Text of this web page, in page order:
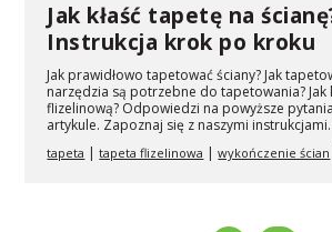
Jak kłaść tapetę na
Instrukcja krok po kroku
Jak prawidłowo tapetować ściany? Jak
narzędzia są potrzebne do tapetowania? Jak
flizelinową? Odpowiedzi na powyższe
artykule. Zapoznaj się z naszymi instrukcjami.
tapeta |tapeta flizelinowa |wykończenie ścian